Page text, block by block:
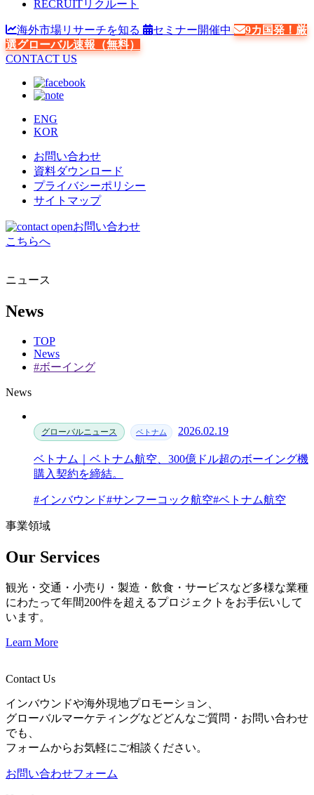
RECRUITリクルート
海外市場リサーチを知る セミナー開催中
9カ国発！厳
選グローバル速報（無料）
CONTACT US
ENG
KOR
お問い合わせ
資料ダウンロード
プライバシーポリシー
サイトマップ
お問い合わせ
こちらへ
ニュース
News
TOP
News
#ボーイング
News
グローバルニュース ベトナム 2026.02.19
ベトナム｜ベトナム航空、300億ドル超のボーイング機
購入契約を締結。
#インバウンド#サンフーコック航空#ベトナム航空
事業領域
Our Services
観光・交通・小売り・製造・飲食・サービスなど多様な業種
にわたって年間200件を超えるプロジェクトをお手伝いして
います。
Learn More
Contact Us
インバウンドや海外現地プロモーション、
グローバルマーケティングなどどんなご質問・お問い合わせ
でも、
フォームからお気軽にご相談ください。
お問い合わせフォーム